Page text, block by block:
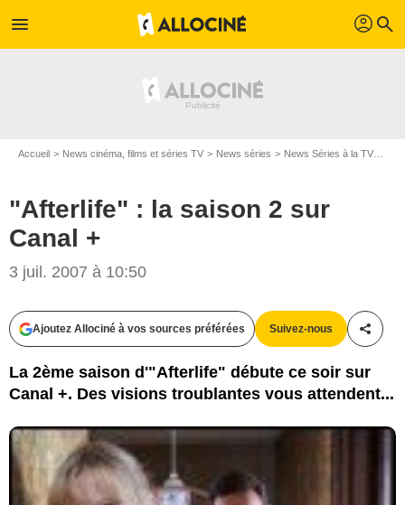
menu profil search
Accueil News cinéma, films et séries TV News séries News Séries à la TV
"Afterlife" : la saison 2 sur
Canal +
3 juil. 2007 à 10:50
Ajoutez Allociné à vos sources préférées Suivez-nous
La 2ème saison d'"Afterlife" débute ce soir sur
Canal +. Des visions troublantes vous attendent...